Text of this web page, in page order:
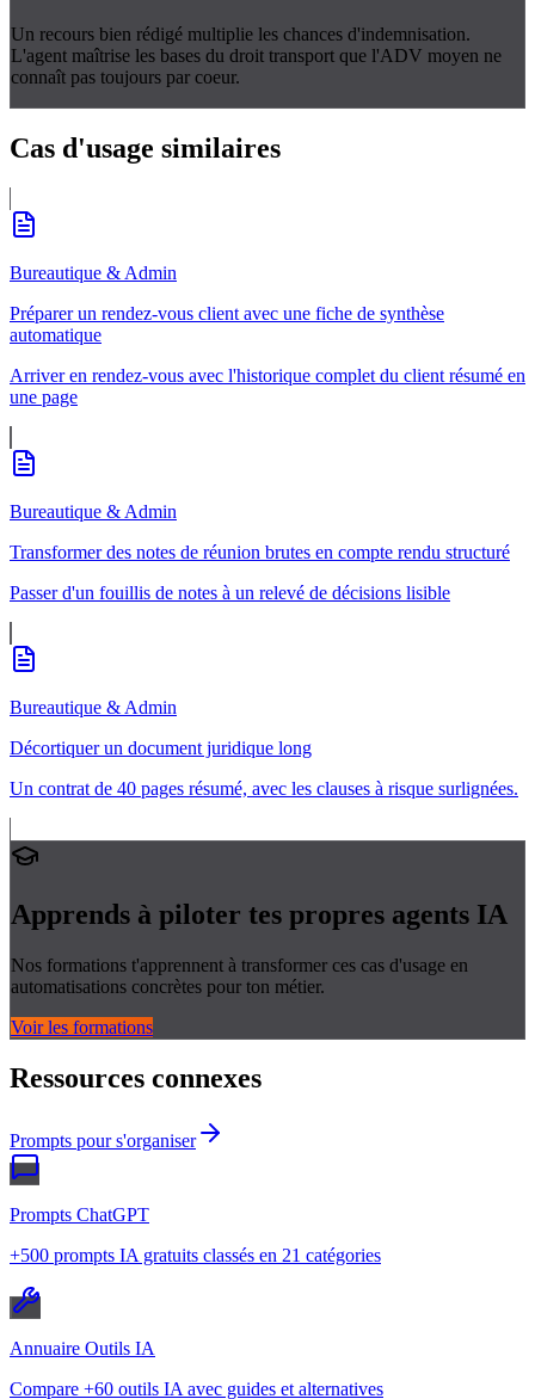
Un recours bien rédigé multiplie les chances d'indemnisation.
L'agent maîtrise les bases du droit transport que l'ADV moyen ne
connaît pas toujours par coeur.
Cas d'usage similaires
Bureautique & Admin
Préparer un rendez-vous client avec une fiche de synthèse
automatique
Arriver en rendez-vous avec l'historique complet du client résumé en
une page
Bureautique & Admin
Transformer des notes de réunion brutes en compte rendu structuré
Passer d'un fouillis de notes à un relevé de décisions lisible
Bureautique & Admin
Décortiquer un document juridique long
Un contrat de 40 pages résumé, avec les clauses à risque surlignées.
Apprends à piloter tes propres agents IA
Nos formations t'apprennent à transformer ces cas d'usage en
automatisations concrètes pour ton métier.
Voir les formations
Ressources connexes
Prompts pour s'organiser
Prompts ChatGPT
+500 prompts IA gratuits classés en 21 catégories
Annuaire Outils IA
Compare +60 outils IA avec guides et alternatives